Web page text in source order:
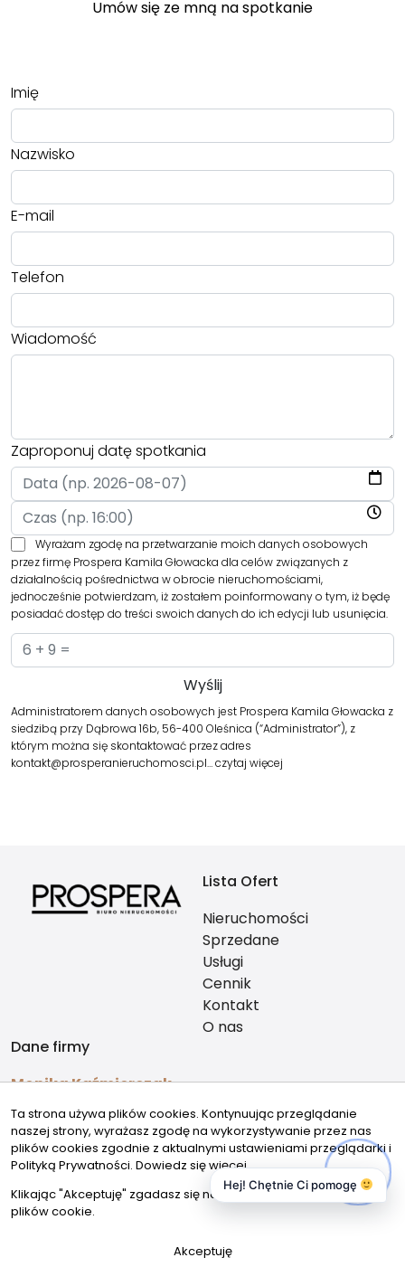
Umów się ze mną na spotkanie
Imię
Nazwisko
E-mail
Telefon
Wiadomość
Zaproponuj datę spotkania
Wyrażam zgodę na przetwarzanie moich danych osobowych
przez firmę Prospera Kamila Głowacka dla celów związanych z
działalnością pośrednictwa w obrocie nieruchomościami,
jednocześnie potwierdzam, iż zostałem poinformowany o tym, iż będę
posiadać dostęp do treści swoich danych do ich edycji lub usunięcia.
Administratorem danych osobowych jest Prospera Kamila Głowacka z
siedzibą przy Dąbrowa 16b, 56-400 Oleśnica (“Administrator”), z
którym można się skontaktować przez adres
kontakt@prosperanieruchomosci.pl…czytaj więcej
Lista Ofert
Nieruchomości
Sprzedane
Usługi
Cennik
Kontakt
O nas
Dane firmy
Monika Kaźmierczak
726747212
kontakt@prosperanieruchomosci.pl
Znajdziesz nas
© 2026 Wszystkie prawa zastrzeżone | Program dla biur
Ta strona używa plików cookies. Kontynuując przeglądanie
naszej strony, wyrażasz zgodę na wykorzystywanie przez nas
plików cookies zgodnie z aktualnymi ustawieniami przeglądarki i
Polityką Prywatności. Dowiedz się więcej
Klikając "Akceptuję" zgadasz się na wykorzystywanie przez nas
plików cookie.
Akceptuję
Hej! Chętnie Ci pomogę